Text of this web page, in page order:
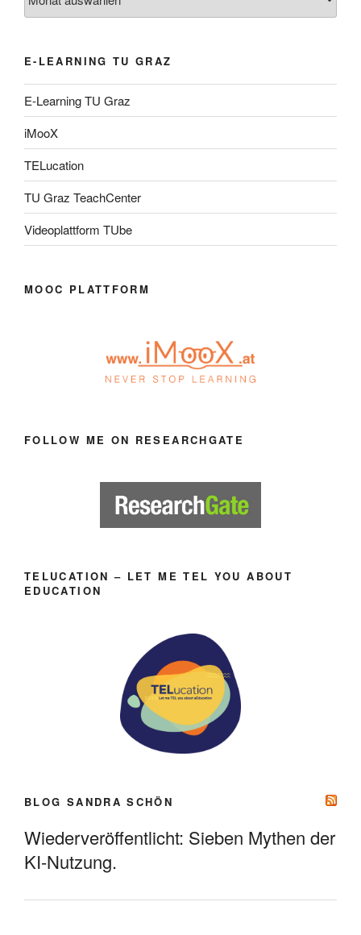
E-LEARNING TU GRAZ
E-Learning TU Graz
iMooX
TELucation
TU Graz TeachCenter
Videoplattform TUbe
MOOC PLATTFORM
FOLLOW ME ON RESEARCHGATE
TELUCATION – LET ME TEL YOU ABOUT
EDUCATION
BLOG SANDRA SCHÖN
Wiederveröffentlicht: Sieben Mythen der
KI-Nutzung.